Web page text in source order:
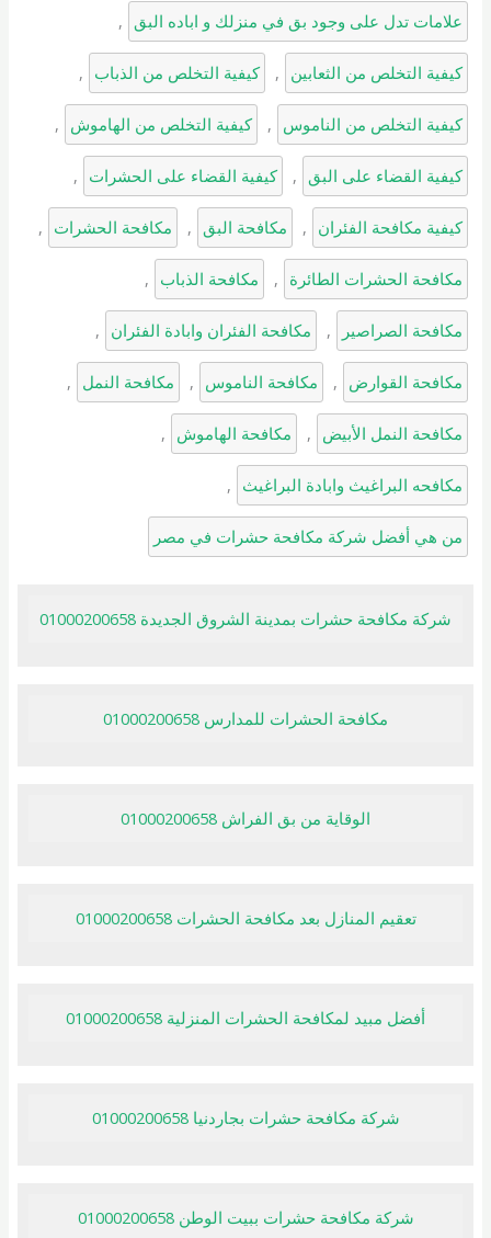
علامات تدل على وجود بق في منزلك و اباده البق ,
كيفية التخلص من الثعابين , كيفية التخلص من الذباب ,
كيفية التخلص من الناموس , كيفية التخلص من الهاموش ,
كيفية القضاء على البق , كيفية القضاء على الحشرات ,
كيفية مكافحة الفئران , مكافحة البق , مكافحة الحشرات ,
مكافحة الحشرات الطائرة , مكافحة الذباب ,
مكافحة الصراصير , مكافحة الفئران وابادة الفئران ,
مكافحة القوارض , مكافحة الناموس , مكافحة النمل ,
مكافحة النمل الأبيض , مكافحة الهاموش ,
مكافحه البراغيث وابادة البراغيث ,
من هي أفضل شركة مكافحة حشرات في مصر
شركة مكافحة حشرات بمدينة الشروق الجديدة 01000200658
مكافحة الحشرات للمدارس 01000200658
الوقاية من بق الفراش 01000200658
تعقيم المنازل بعد مكافحة الحشرات 01000200658
أفضل مبيد لمكافحة الحشرات المنزلية 01000200658
شركة مكافحة حشرات بجاردنيا 01000200658
شركة مكافحة حشرات ببيت الوطن 01000200658